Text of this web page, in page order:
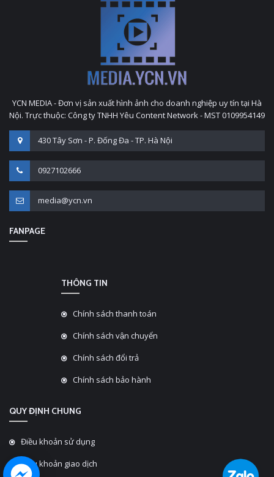
YCN MEDIA - Đơn vị sản xuất hình ảnh cho doanh nghiệp uy tín tại Hà
Nội. Trực thuộc: Công ty TNHH Yêu Content Network - MST 0109954149
430 Tây Sơn - P. Đống Đa - TP. Hà Nội
0927102666
media@ycn.vn
FANPAGE
THÔNG TIN
Chính sách thanh toán
Chính sách vận chuyển
Chính sách đổi trả
Chính sách bảo hành
QUY ĐỊNH CHUNG
Điều khoản sử dụng
Điều khoản giao dịch